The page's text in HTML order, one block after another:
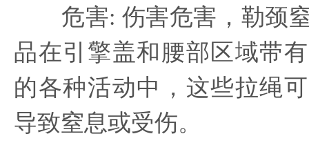
危害: 伤害危害，勒颈窒
品在引擎盖和腰部区域带
的各种活动中，这些拉绳
导致窒息或受伤。